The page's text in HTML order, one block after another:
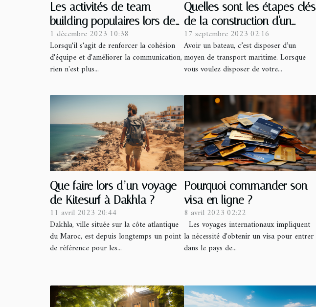
Les activités de team
building populaires lors de
séminaires en Corse
1 décembre 2023 10:38
Lorsqu'il s'agit de renforcer la cohésion
d'équipe et d'améliorer la communication,
rien n'est plus...
Quelles sont les étapes clés
de la construction d'un
bateau de plaisance ?
17 septembre 2023 02:16
Avoir un bateau, c’est disposer d’un
moyen de transport maritime. Lorsque
vous voulez disposer de votre...
Que faire lors d’un voyage
de Kitesurf à Dakhla ?
11 avril 2023 20:44
Dakhla, ville située sur la côte atlantique
du Maroc, est depuis longtemps un point
de référence pour les...
Pourquoi commander son
visa en ligne ?
8 avril 2023 02:22
Les voyages internationaux impliquent
la nécessité d'obtenir un visa pour entrer
dans le pays de...